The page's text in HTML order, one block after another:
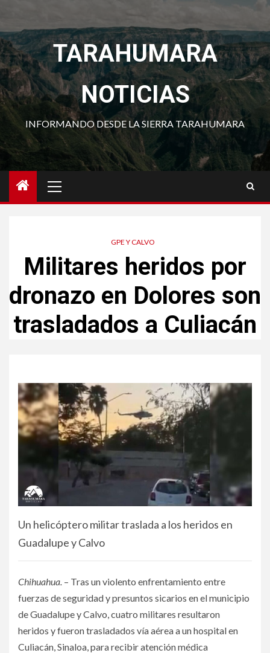
contenido
TARAHUMARA
NOTICIAS
INFORMANDO DESDE LA SIERRA TARAHUMARA
principal
GPE Y CALVO
Militares heridos por
dronazo en Dolores son
trasladados a Culiacán
Un helicóptero militar traslada a los heridos en
Guadalupe y Calvo
Chihuahua. – Tras un violento enfrentamiento entre
fuerzas de seguridad y presuntos sicarios en el municipio
de Guadalupe y Calvo, cuatro militares resultaron
heridos y fueron trasladados vía aérea a un hospital en
Culiacán, Sinaloa, para recibir atención médica